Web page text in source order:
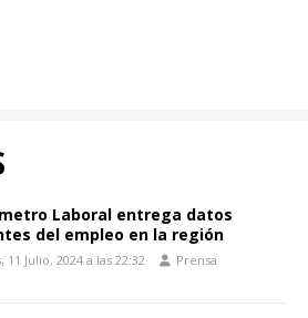
Laboral entrega datos
del empleo en la región
11 Julio, 2024 a las 22:32 Prensa